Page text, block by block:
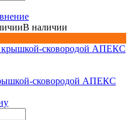
В наличии
сковородой АПЕКС